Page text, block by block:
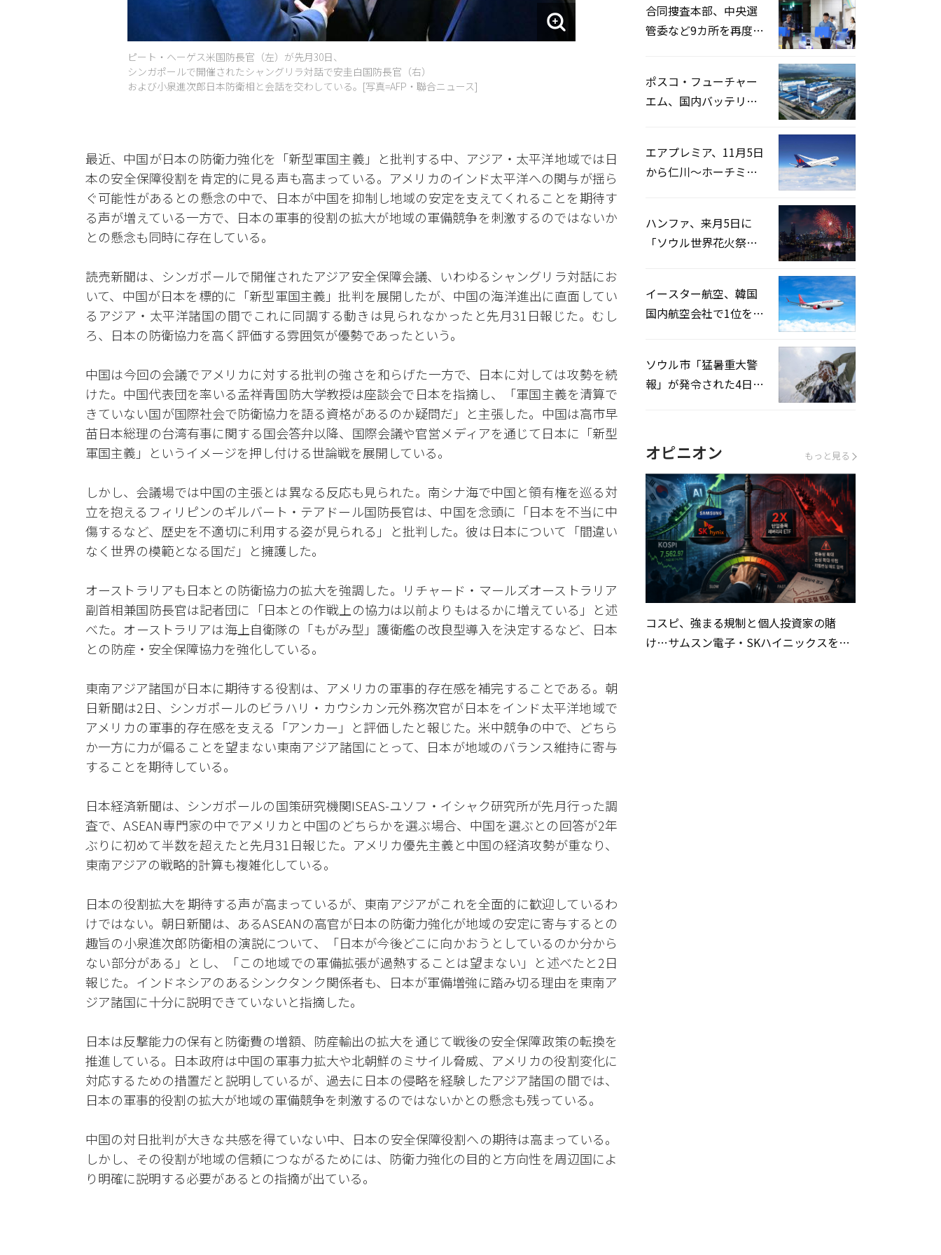
ピート・ヘーゲス米国防長官（左）が先月30日、
シンガポールで開催されたシャングリラ対話で安圭白国防長官（右）
および小泉進次郎日本防衛相と会話を交わしている。[写真=AFP・聯合ニュース]
最近、中国が日本の防衛力強化を「新型軍国主義」と批判する中、アジア・太平洋地域では日
本の安全保障役割を肯定的に見る声も高まっている。アメリカのインド太平洋への関与が揺ら
ぐ可能性があるとの懸念の中で、日本が中国を抑制し地域の安定を支えてくれることを期待す
る声が増えている一方で、日本の軍事的役割の拡大が地域の軍備競争を刺激するのではないか
との懸念も同時に存在している。
読売新聞は、シンガポールで開催されたアジア安全保障会議、いわゆるシャングリラ対話にお
いて、中国が日本を標的に「新型軍国主義」批判を展開したが、中国の海洋進出に直面してい
るアジア・太平洋諸国の間でこれに同調する動きは見られなかったと先月31日報じた。むし
ろ、日本の防衛協力を高く評価する雰囲気が優勢であったという。
中国は今回の会議でアメリカに対する批判の強さを和らげた一方で、日本に対しては攻勢を続
けた。中国代表団を率いる孟祥青国防大学教授は座談会で日本を指摘し、「軍国主義を清算で
きていない国が国際社会で防衛協力を語る資格があるのか疑問だ」と主張した。中国は高市早
苗日本総理の台湾有事に関する国会答弁以降、国際会議や官営メディアを通じて日本に「新型
軍国主義」というイメージを押し付ける世論戦を展開している。
しかし、会議場では中国の主張とは異なる反応も見られた。南シナ海で中国と領有権を巡る対
立を抱えるフィリピンのギルバート・テアドール国防長官は、中国を念頭に「日本を不当に中
傷するなど、歴史を不適切に利用する姿が見られる」と批判した。彼は日本について「間違い
なく世界の模範となる国だ」と擁護した。
オーストラリアも日本との防衛協力の拡大を強調した。リチャード・マールズオーストラリア
副首相兼国防長官は記者団に「日本との作戦上の協力は以前よりもはるかに増えている」と述
べた。オーストラリアは海上自衛隊の「もがみ型」護衛艦の改良型導入を決定するなど、日本
との防産・安全保障協力を強化している。
東南アジア諸国が日本に期待する役割は、アメリカの軍事的存在感を補完することである。朝
日新聞は2日、シンガポールのビラハリ・カウシカン元外務次官が日本をインド太平洋地域で
アメリカの軍事的存在感を支える「アンカー」と評価したと報じた。米中競争の中で、どちら
か一方に力が偏ることを望まない東南アジア諸国にとって、日本が地域のバランス維持に寄与
することを期待している。
日本経済新聞は、シンガポールの国策研究機関ISEAS-ユソフ・イシャク研究所が先月行った調
査で、ASEAN専門家の中でアメリカと中国のどちらかを選ぶ場合、中国を選ぶとの回答が2年
ぶりに初めて半数を超えたと先月31日報じた。アメリカ優先主義と中国の経済攻勢が重なり、
東南アジアの戦略的計算も複雑化している。
日本の役割拡大を期待する声が高まっているが、東南アジアがこれを全面的に歓迎しているわ
けではない。朝日新聞は、あるASEANの高官が日本の防衛力強化が地域の安定に寄与するとの
趣旨の小泉進次郎防衛相の演説について、「日本が今後どこに向かおうとしているのか分から
ない部分がある」とし、「この地域での軍備拡張が過熱することは望まない」と述べたと2日
報じた。インドネシアのあるシンクタンク関係者も、日本が軍備増強に踏み切る理由を東南ア
ジア諸国に十分に説明できていないと指摘した。
日本は反撃能力の保有と防衛費の増額、防産輸出の拡大を通じて戦後の安全保障政策の転換を
推進している。日本政府は中国の軍事力拡大や北朝鮮のミサイル脅威、アメリカの役割変化に
対応するための措置だと説明しているが、過去に日本の侵略を経験したアジア諸国の間では、
日本の軍事的役割の拡大が地域の軍備競争を刺激するのではないかとの懸念も残っている。
中国の対日批判が大きな共感を得ていない中、日本の安全保障役割への期待は高まっている。
しかし、その役割が地域の信頼につながるためには、防衛力強化の目的と方向性を周辺国によ
り明確に説明する必要があるとの指摘が出ている。
合同捜査本部、中央選
管委など9カ所を再度家
ポスコ・フューチャー
エム、国内バッテリー
エアプレミア、11月5日
から仁川〜ホーチミン
ハンファ、来月5日に
「ソウル世界花火祭り
イースター航空、韓国
国内航空会社で1位を記
ソウル市「猛暑重大警
報」が発令された4日、
オピニオン もっと見る
コスピ、強まる規制と個人投資家の賭
け…サムスン電子・SKハイニックスを巡